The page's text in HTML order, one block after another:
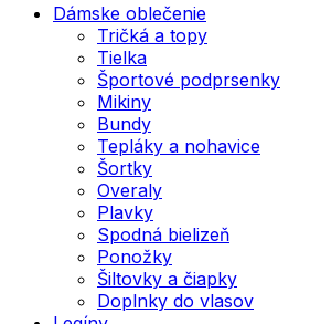
Dámske oblečenie
Tričká a topy
Tielka
Športové podprsenky
Mikiny
Bundy
Tepláky a nohavice
Šortky
Overaly
Plavky
Spodná bielizeň
Ponožky
Šiltovky a čiapky
Doplnky do vlasov